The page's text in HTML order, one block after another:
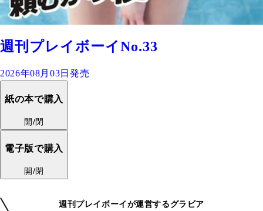
週刊プレイボーイNo.33
2026年08月03日発売
紙の本で購入
開/閉
電子版で購入
開/閉
週刊プレイボーイが運営するグラビア